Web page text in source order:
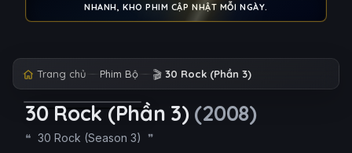
NHANH, KHO PHIM CẬP NHẬT MỖI NGÀY.
Trang chủ Phim Bộ 🎬 30 Rock (Phần 3)
30 Rock (Phần 3) (2008)
30 Rock (Season 3)